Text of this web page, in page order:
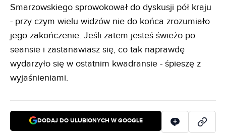
Smarzowskiego sprowokował do dyskusji pół kraju
- przy czym wielu widzów nie do końca zrozumiało
jego zakończenie. Jeśli zatem jesteś świeżo po
seansie i zastanawiasz się, co tak naprawdę
wydarzyło się w ostatnim kwadransie - śpieszę z
wyjaśnieniami.
DODAJ DO ULUBIONYCH W GOOGLE